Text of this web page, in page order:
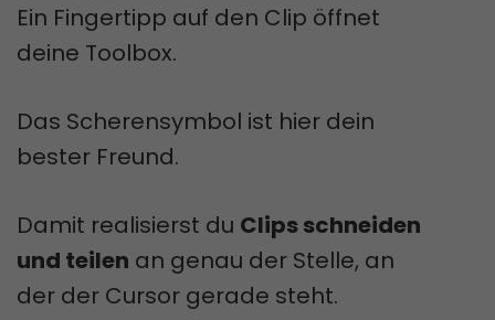
Ein Fingertipp auf den Clip öffnet
deine Toolbox.
Das Scherensymbol ist hier dein
bester Freund.
Damit realisierst du Clips schneiden
und teilen an genau der Stelle, an
der der Cursor gerade steht.